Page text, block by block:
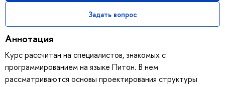
Задать вопрос
Аннотация
Курс рассчитан на специалистов, знакомых с
программированием на языке Питон. В нем
рассматриваются основы проектирования структуры